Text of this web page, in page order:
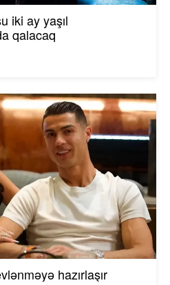
iki ay yaşıl
qalacaq
hazırlaşır